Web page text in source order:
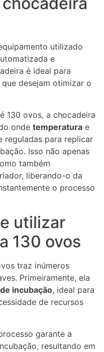
utilizado
e
é ideal para
desejam otimizar o
130 ovos, a chocadeira
onde temperatura e
reguladas para replicar
Isso não apenas
também
liberando-o da
o processo
utilizar
130 ovos
traz inúmeros
Primeiramente, ela
incubação, ideal para
de recursos
garante a
resultando em